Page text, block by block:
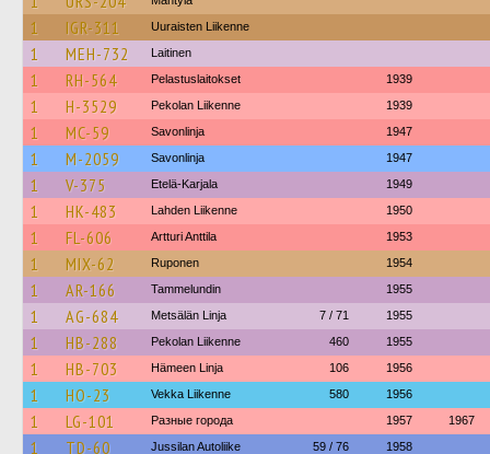
1 IGR-311 Uuraisten Liikenne
1 MEH-732 Laitinen
1 RH-564 Pelastuslaitokset 1939
1 H-3529 Pekolan Liikenne 1939
1 MC-59 Savonlinja 1947
1 M-2059 Savonlinja 1947
1 V-375 Etelä-Karjala 1949
1 HK-483 Lahden Liikenne 1950
1 FL-606 Artturi Anttila 1953
1 MIX-62 Ruponen 1954
1 AR-166 Tammelundin 1955
1 AG-684 Metsälän Linja 7 / 71 1955
1 HB-288 Pekolan Liikenne 460 1955
1 HB-703 Hämeen Linja 106 1956
1 HO-23 Vekka Liikenne 580 1956
1 LG-101 Разные города 1957 1967
1 TD-60 Jussilan Autoliike 59 / 76 1958